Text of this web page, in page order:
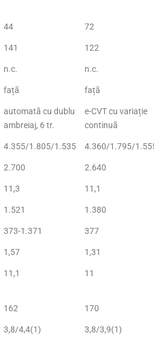
44 72
141 122
n.c. n.c.
fațã fațã
automatã cu dublu
ambreiaj, 6 tr.
e-CVT cu variație
continuã
4.355/1.805/1.535 4.360/1.795/
2.700 2.640
11,3 11,1
1.521 1.380
373-1.371 377
1,57 1,31
11,1 11
162 170
3,8/4,4(1) 3,8/3,9(1)